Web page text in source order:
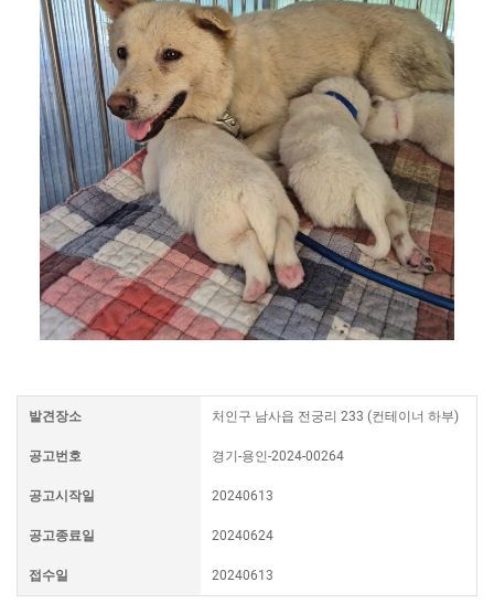
발견장소 처인구 남사읍 전궁리 233 (컨테이너 하부)
공고번호 경기-용인-2024-00264
공고시작일 20240613
공고종료일 20240624
접수일 20240613